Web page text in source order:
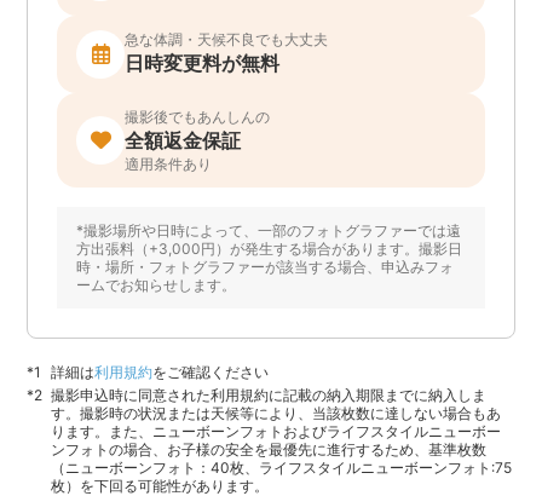
急な体調・天候不良でも大丈夫
日時変更料が無料
撮影後でもあんしんの
全額返金保証
適用条件あり
*撮影場所や日時によって、一部のフォトグラファーでは遠
方出張料（+3,000円）が発生する場合があります。撮影日
時・場所・フォトグラファーが該当する場合、申込みフォ
ームでお知らせします。
詳細は利用規約をご確認ください
撮影申込時に同意された利用規約に記載の納入期限までに納入しま
す。撮影時の状況または天候等により、当該枚数に達しない場合もあ
ります。また、ニューボーンフォトおよびライフスタイルニューボー
ンフォトの場合、お子様の安全を最優先に進行するため、基準枚数
（ニューボーンフォト：40枚、ライフスタイルニューボーンフォト:75
枚）を下回る可能性があります。